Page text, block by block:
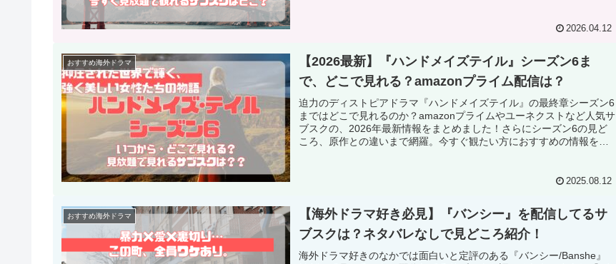
2026.04.12
おすすめ海外ドラマ
【2026最新】『ハンドメイズテイル』シーズン6ま
で、どこで見れる？amazonプライム配信は？
迫力のディストピアドラマ『ハンドメイズテイル』の最終章シーズン6
まではどこで見れるのか？amazonプライムやユーネクストなど人気サ
ブスクの、2026年最新情報をまとめました！さらにシーズン6の見ど
ころ、原作との違いまで網羅。今すぐ観たい方におすすめの情報をお
2025.08.12
おすすめ海外ドラマ
【海外ドラマ好き必見】『バンシー』を配信してるサ
ブスクは？ネタバレなしで見どころ紹介！
海外ドラマ好きのなかでは面白いと定評のある『バンシー/Banshe』